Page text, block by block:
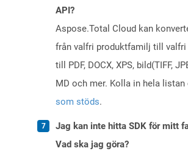
API?
Aspose.Total Cloud kan
från valfri produktfamilj till
till PDF, DOCX, XPS, bild(TIFF,
MD och mer. Kolla in hela listan
som stöds.
Jag kan inte hitta SDK för mitt
Vad ska jag göra?